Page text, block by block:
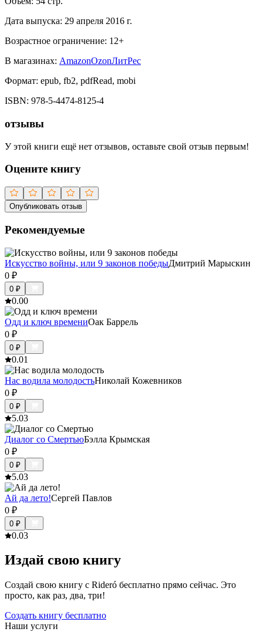
Дата выпуска: 29 апреля 2016 г.
Возрастное ограничение: 12+
В магазинах: AmazonOzonЛитРес
Формат: epub, fb2, pdfRead, mobi
ISBN: 978-5-4474-8125-4
отзывы
У этой книги ещё нет отзывов, оставьте свой отзыв первым!
Оцените книгу
Опубликовать отзыв
Рекомендуемые
Искусство войны, или 9 законов победыДмитрий Марыскин
0 ₽
0 ₽
0.00
Одд и ключ времениОак Баррель
0 ₽
0 ₽
0.01
Нас водила молодостьНиколай Кожевников
0 ₽
0 ₽
5.03
Диалог со СмертьюБэлла Крымская
0 ₽
0 ₽
5.03
Ай да лето!Сергей Павлов
0 ₽
0 ₽
0.03
Издай свою книгу
Создай свою книгу с Rideró бесплатно прямо сейчас. Это
просто, как раз, два, три!
Создать книгу бесплатно
Наши услуги